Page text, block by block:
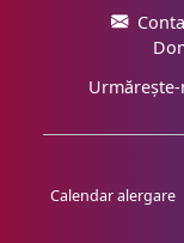
Urmărește-
Calendar alergare